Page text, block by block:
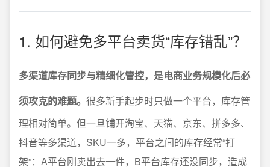
1. 如何避免多平台卖货“库存错乱”？
多渠道库存同步与精细化管控，是电商业务规模化后必
须攻克的难题。 很多新手起步时只做一个平台，库存管
理相对简单。但一旦铺开淘宝、天猫、京东、拼多多、
抖音等多渠道，SKU一多，平台之间的库存经常“打
架”：A平台刚卖出去一件，B平台库存还没同步，造成